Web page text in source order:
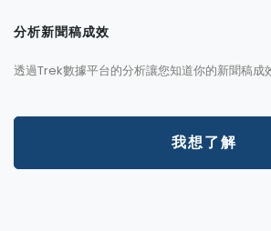
分析新聞稿成效
透過Trek數據平台的分析讓您知道你的新聞稿成
我想了解